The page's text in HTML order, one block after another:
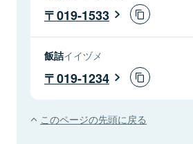
019-1533
飯詰イイヅメ
019-1234
このページの先頭に戻る